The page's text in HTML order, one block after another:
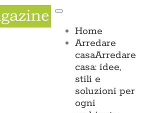
Toggle
Home
Arredare
casaArredare
casa: idee,
stili e
soluzioni per
ogni